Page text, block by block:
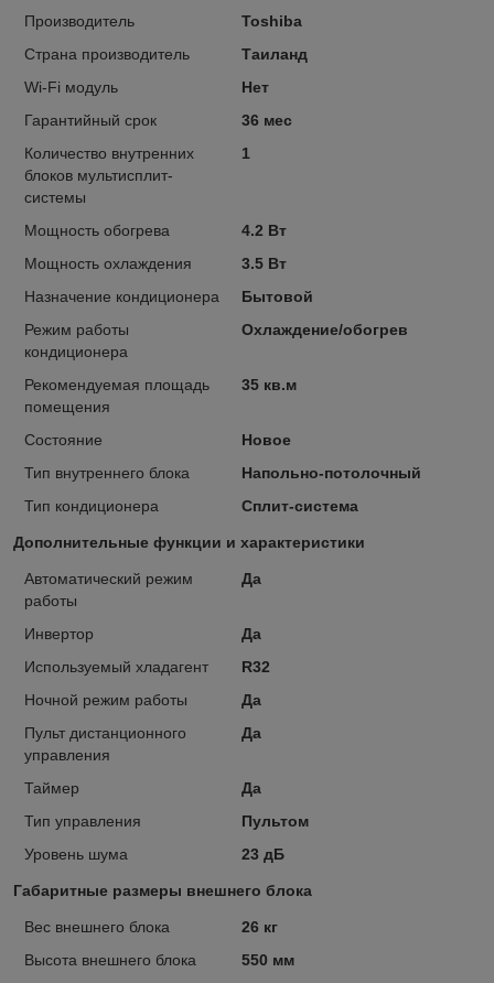
Производитель
Toshiba
Страна производитель
Таиланд
Wi-Fi модуль
Нет
Гарантийный срок
36 мес
Количество внутренних
блоков мультисплит-
системы
1
Мощность обогрева
4.2 Вт
Мощность охлаждения
3.5 Вт
Назначение кондиционера
Бытовой
Режим работы
кондиционера
Охлаждение/обогрев
Рекомендуемая площадь
помещения
35 кв.м
Состояние
Новое
Тип внутреннего блока
Напольно-потолочный
Тип кондиционера
Сплит-система
Дополнительные функции и характеристики
Автоматический режим
работы
Да
Инвертор
Да
Используемый хладагент
R32
Ночной режим работы
Да
Пульт дистанционного
управления
Да
Таймер
Да
Тип управления
Пультом
Уровень шума
23 дБ
Габаритные размеры внешнего блока
Вес внешнего блока
26 кг
Высота внешнего блока
550 мм